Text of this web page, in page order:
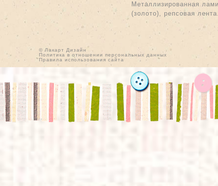
Металлизированная
(золото), репсовая
© Лакарт Дизайн
Политика в отношении персональных данных
Правила использования сайта